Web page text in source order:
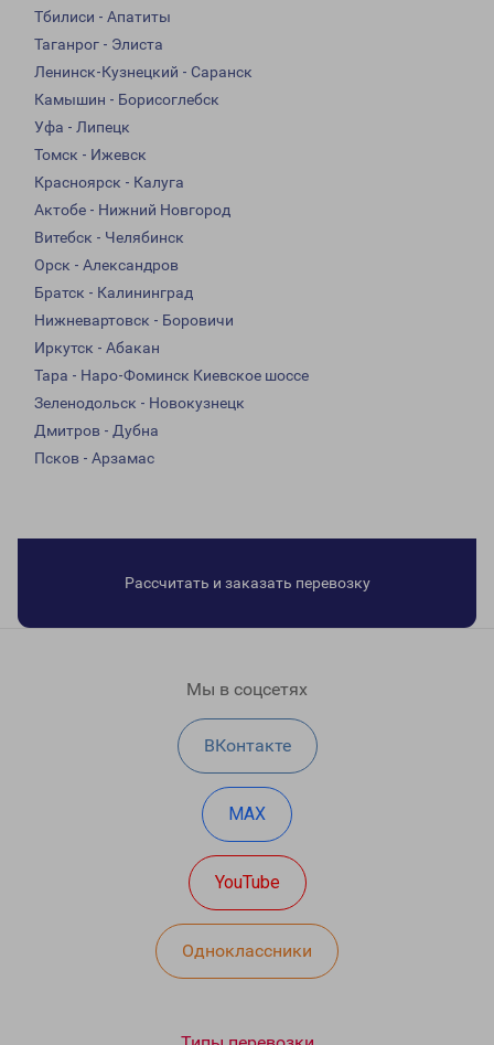
Тбилиси - Апатиты
Таганрог - Элиста
Ленинск-Кузнецкий - Саранск
Камышин - Борисоглебск
Уфа - Липецк
Томск - Ижевск
Красноярск - Калуга
Актобе - Нижний Новгород
Витебск - Челябинск
Орск - Александров
Братск - Калининград
Нижневартовск - Боровичи
Иркутск - Абакан
Тара - Наро-Фоминск Киевское шоссе
Зеленодольск - Новокузнецк
Дмитров - Дубна
Псков - Арзамас
Рассчитать и заказать перевозку
Мы в соцсетях
ВКонтакте
MAX
YouTube
Одноклассники